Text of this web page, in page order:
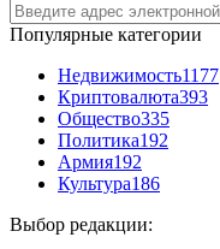
Популярные категории
Недвижимость1177
Криптовалюта393
Общество335
Политика192
Армия192
Культура186
Выбор редакции: